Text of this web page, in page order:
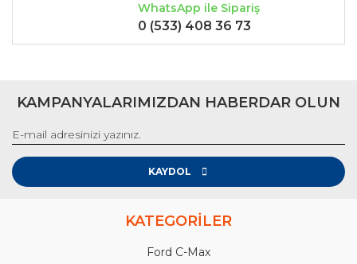
WhatsApp ile Sipariş
0 (533) 408 36 73
KAMPANYALARIMIZDAN HABERDAR OLUN
KAYDOL
KATEGORİLER
Ford C-Max